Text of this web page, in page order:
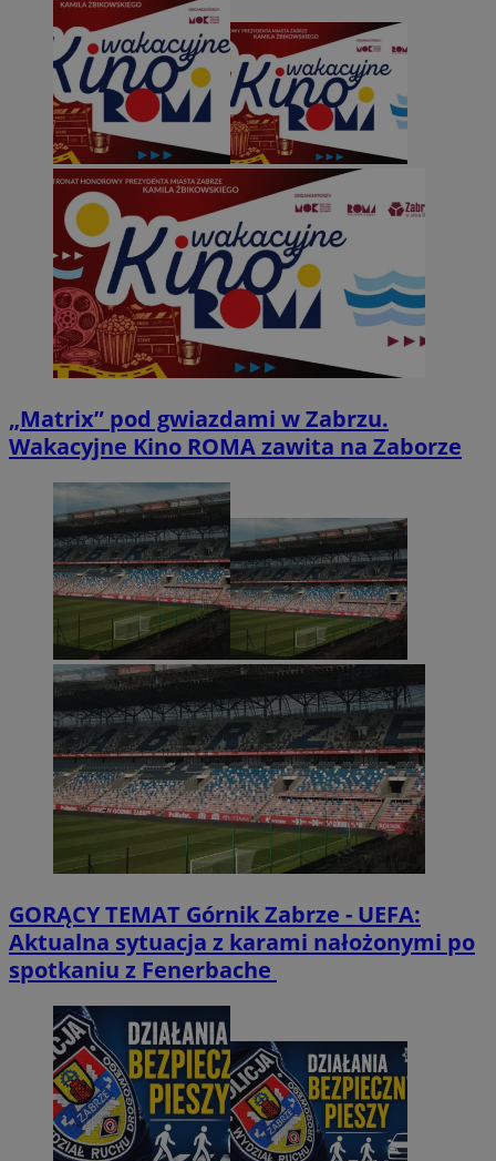
„Matrix” pod gwiazdami w Zabrzu.
Wakacyjne Kino ROMA zawita na Zaborze
GORĄCY TEMAT Górnik Zabrze - UEFA:
Aktualna sytuacja z karami nałożonymi po
spotkaniu z Fenerbache